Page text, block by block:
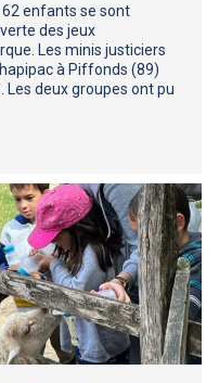
62 enfants se sont
des jeux
Les minis justiciers
à Piffonds (89)
Les deux groupes ont pu